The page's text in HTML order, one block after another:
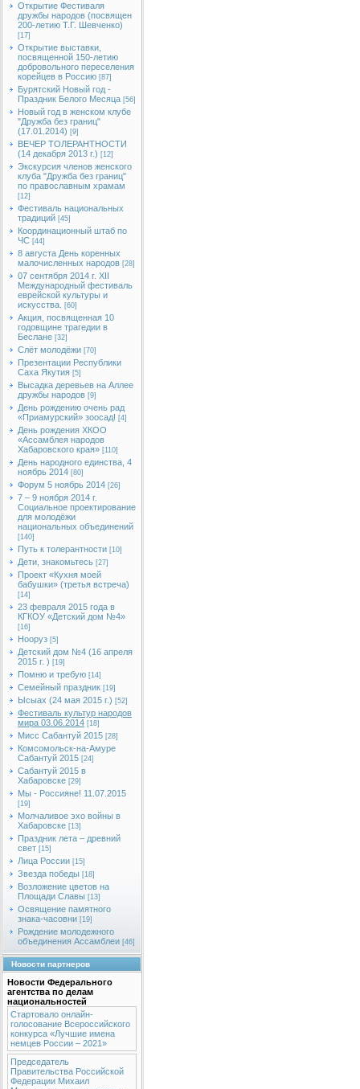
Открытие Фестиваля
дружбы народов (посвящен
200-летию Т.Г. Шевченко)
[17]
Открытие выставки,
посвященной 150-летию
добровольного переселения
корейцев в Россию [87]
Бурятский Новый год -
Праздник Белого Месяца [56]
Новый год в женском клубе
"Дружба без границ"
(17.01.2014) [9]
ВЕЧЕР ТОЛЕРАНТНОСТИ
(14 декабря 2013 г.) [12]
Экскурсия членов женского
клуба "Дружба без границ"
по православным храмам
[12]
Фестиваль национальных
традиций [45]
Координационный штаб по
ЧС [44]
8 августа День коренных
малочисленных народов [28]
07 сентября 2014 г. XII
Международный фестиваль
еврейской культуры и
искусства.
[60]
Акция, посвященная 10
годовщине трагедии в
Беслане [32]
Слёт молодёжи [70]
Презентации Республики
Саха Якутия [5]
Высадка деревьев на Аллее
дружбы народов [9]
День рождению очень рад
«Приамурский» зоосад! [4]
День рождения ХКОО
«Ассамблея народов
Хабаровского края» [110]
День народного единства, 4
ноябрь 2014 [80]
Форум 5 ноябрь 2014 [26]
7 – 9 ноября 2014 г.
Социальное проектирование
для молодёжи
национальных объединений
[140]
Путь к толерантности [10]
Дети, знакомьтесь [27]
Проект «Кухня моей
бабушки» (третья встреча)
[14]
23 февраля 2015 года в
КГКОУ «Детский дом №4»
[16]
Нооруз [5]
Детский дом №4 (16 апреля
2015 г. ) [19]
Помню и требую [14]
Семейный праздник [19]
Ысыах (24 мая 2015 г.) [52]
Фестиваль культур народов
мира 03.06.2014 [18]
Мисс Сабантуй 2015 [28]
Комсомольск-на-Амуре
Сабантуй 2015 [24]
Сабантуй 2015 в
Хабаровске [29]
Мы - Россияне! 11.07.2015
[19]
Молчаливое эхо войны в
Хабаровске [13]
Праздник лета – древний
свет [15]
Лица России [15]
Звезда победы [18]
Возложение цветов на
Площади Славы [13]
Освящение памятного
знака-часовни [19]
Рождение молодежного
объединения Ассамблеи [46]
Новости партнеров
Новости Федерального
агентства по делам
национальностей
Стартовало онлайн-
голосование Всероссийского
конкурса «Лучшие имена
немцев России – 2021»
Председатель
Правительства Российской
Федерации Михаил